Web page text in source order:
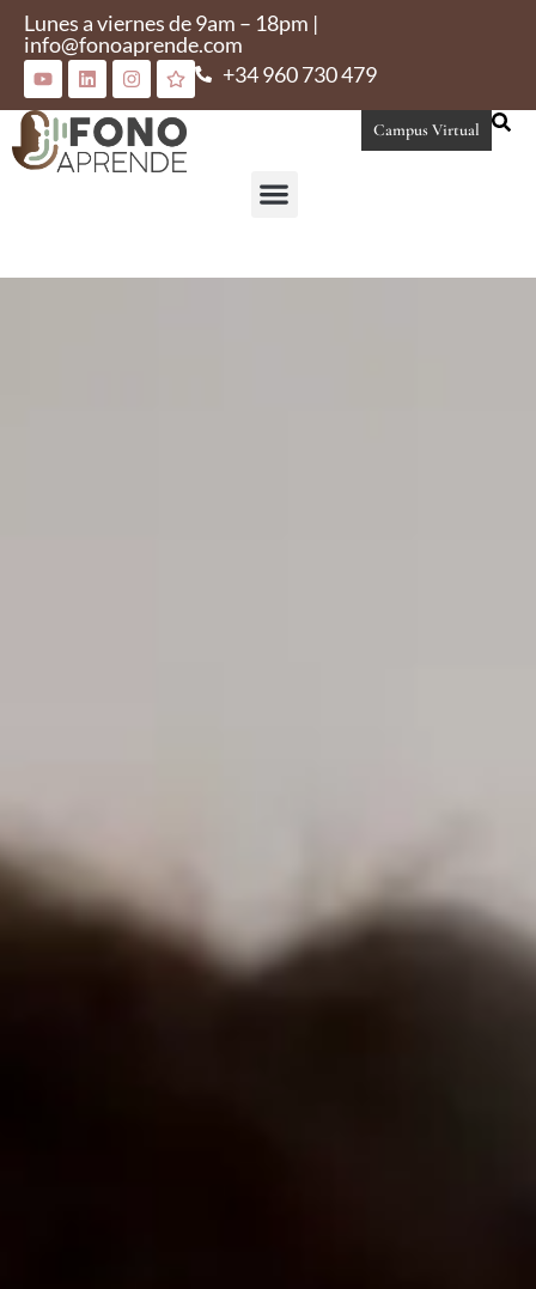
Lunes a viernes de 9am – 18pm |
info@fonoaprende.com
+34 960 730 479
Campus Virtual